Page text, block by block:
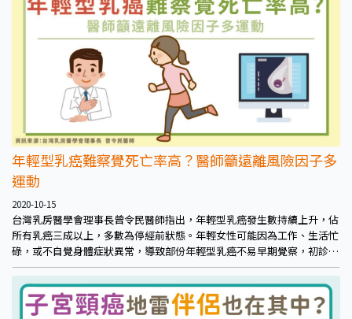
年輕型乳癌難察覺死亡率高？醫師籲遠離風險因子多
運動
2020-10-15
台灣乳房醫學會理事長曾令民醫師指出，年輕型乳癌發生數持續上升，佔
所有乳癌三成以上，多數為停經前狀態。年輕女性可能因為工作、生活忙
碌，或不自覺身體症狀異常，導致部份年輕型乳癌不易早期覺察，初診斷
即為晚期的比例約近7%，且腫瘤較大、惡性度高。